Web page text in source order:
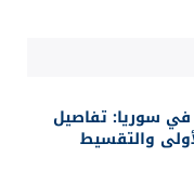
سوريا: تفاصيل
والتقسيط